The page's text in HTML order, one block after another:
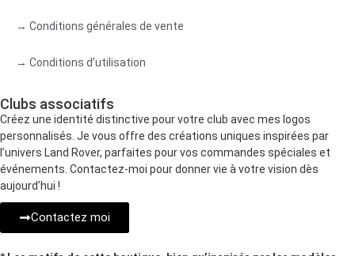
→ Conditions générales de vente
→ Conditions d’utilisation
Clubs associatifs
Créez une identité distinctive pour votre club avec mes logos
personnalisés. Je vous offre des créations uniques inspirées par
l’univers Land Rover, parfaites pour vos commandes spéciales et
événements. Contactez-moi pour donner vie à votre vision dès
aujourd’hui !
Contactez moi